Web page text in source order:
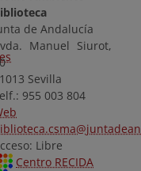
de Andalucía
Manuel Siurot,
Sevilla
955 003 804
Libre
Centro RECIDA